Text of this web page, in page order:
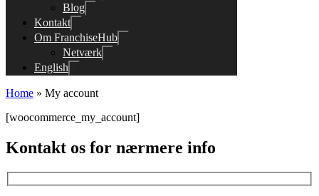
Blog
Kontakt
Om FranchiseHub
Netværk
English
Home » My account
[woocommerce_my_account]
Kontakt os for nærmere info